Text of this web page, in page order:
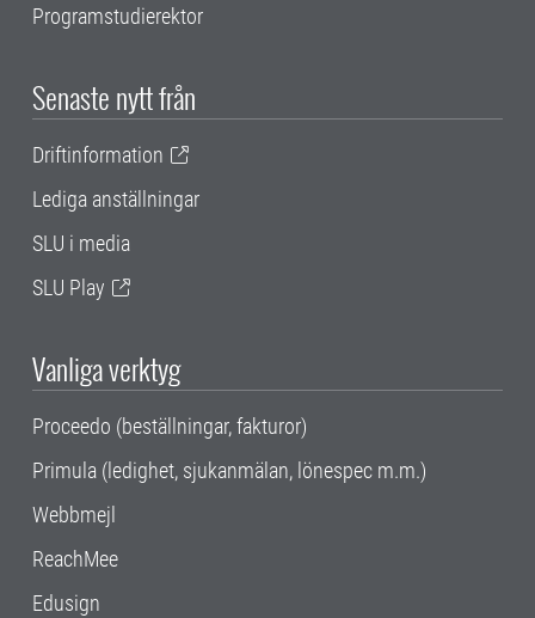
Programstudierektor
Senaste nytt från
Driftinformation
Lediga anställningar
SLU i media
SLU Play
Vanliga verktyg
Proceedo (beställningar, fakturor)
Primula (ledighet, sjukanmälan, lönespec m.m.)
Webbmejl
ReachMee
Edusign